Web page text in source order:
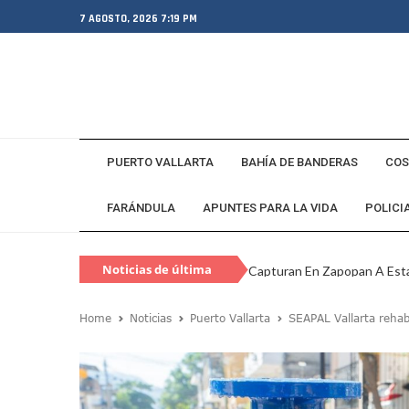
7 AGOSTO, 2026 7:19 PM
PUERTO VALLARTA BAHÍA DE BANDERAS
FARÁNDULA APUNTES PARA LA VIDA
Noticias de última
Juan Carlos Castro Visita
Exgobernador De Guerrero
Eclipse Solar 2026: ¿En
Home Noticias Puerto Vallarta SEAPAL Vallarta